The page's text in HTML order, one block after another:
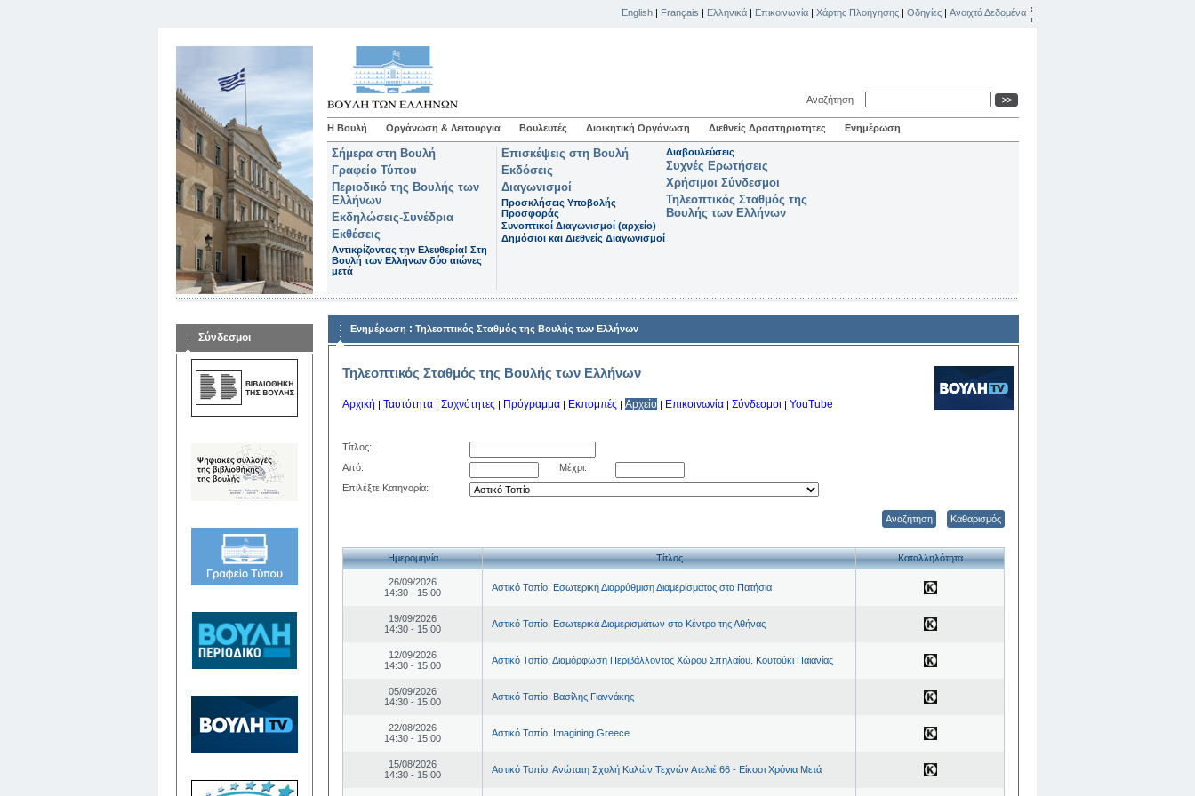
English | Français | Ελληνικά | Επικοινωνία | Χάρτης Πλοήγησης | Οδηγίες | Ανοιχτά Δεδομένα
Αναζήτηση
Η Βουλή Οργάνωση & Λειτουργία Βουλευτές Διοικητική Οργάνωση Διεθνείς Δραστηριότητες Ενημέρωση
Σήμερα στη Βουλή
Γραφείο Τύπου
Περιοδικό της Βουλής των
Ελλήνων
Εκδηλώσεις-Συνέδρια
Εκθέσεις
Αντικρίζοντας την Ελευθερία! Στη
Βουλή των Ελλήνων δύο αιώνες
μετά
Επισκέψεις στη Βουλή
Εκδόσεις
Διαγωνισμοί
Προσκλήσεις Υποβολής
Προσφοράς
Συνοπτικοί Διαγωνισμοί (αρχείο)
Δημόσιοι και Διεθνείς Διαγωνισμοί
Διαβουλεύσεις
Συχνές Ερωτήσεις
Χρήσιμοι Σύνδεσμοι
Τηλεοπτικός Σταθμός της
Βουλής των Ελλήνων
Σύνδεσμοι
Ενημέρωση : Τηλεοπτικός Σταθμός της Βουλής των Ελλήνων
Τηλεοπτικός Σταθμός της Βουλής των Ελλήνων
Αρχική | Ταυτότητα | Συχνότητες | Πρόγραμμα | Εκπομπές | Αρχείο | Επικοινωνία | Σύνδεσμοι | YouTube
Τίτλος:
Από:
Μέχρι:
Επιλέξτε Κατηγορία:
Αναζήτηση Καθαρισμός
Ημερομηνία Τίτλος Καταλληλότητα
26/09/2026
14:30 - 15:00
Αστικό Τοπίο: Εσωτερική Διαρρύθμιση Διαμερίσματος στα Πατήσια
19/09/2026
14:30 - 15:00
Αστικό Τοπίο: Εσωτερικά Διαμερισμάτων στο Κέντρο της Αθήνας
12/09/2026
14:30 - 15:00
Αστικό Τοπίο: Διαμόρφωση Περιβάλλοντος Χώρου Σπηλαίου. Κουτούκι Παιανίας
05/09/2026
14:30 - 15:00
Αστικό Τοπίο: Βασίλης Γιαννάκης
22/08/2026
14:30 - 15:00
Αστικό Τοπίο: Imagining Greece
15/08/2026
14:30 - 15:00
Αστικό Τοπίο: Ανώτατη Σχολή Καλών Τεχνών Ατελιέ 66 - Είκοσι Χρόνια Μετά